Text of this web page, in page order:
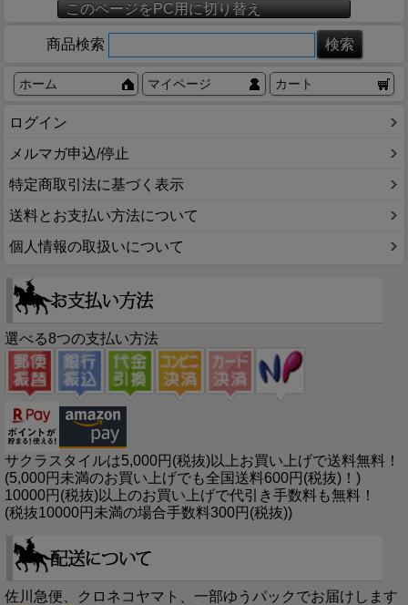
このページをPC用に切り替え
商品検索
ホーム マイページ カート
ログイン
メルマガ申込/停止
特定商取引法に基づく表示
送料とお支払い方法について
個人情報の取扱いについて
選べる8つの支払い方法
サクラスタイルは5,000円(税抜)以上お買い上げで送料無料！
(5,000円未満のお買い上げでも全国送料600円(税抜)！)
10000円(税抜)以上のお買い上げで代引き手数料も無料！
(税抜10000円未満の場合手数料300円(税抜))
佐川急便、クロネコヤマト、一部ゆうパックでお届けします